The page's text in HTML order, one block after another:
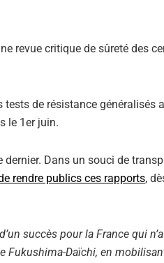
revue critique de sûreté des
de résistance généralisés
le 1er juin.
Dans un souci de
rendre publics ces rapports,
succès pour la France qui
Daïchi, en